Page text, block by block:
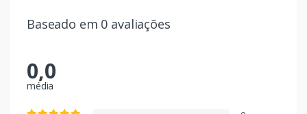
Baseado em 0 avaliações
0,0
média